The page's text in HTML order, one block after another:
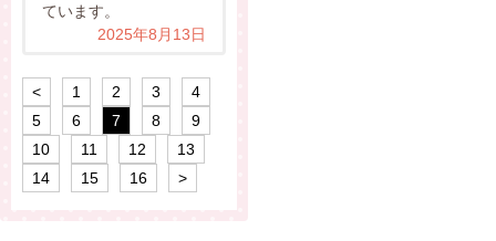
ています。
2025年8月13日
< 1 2 3
4
5
6 7 8
9
10
11 12
13
14
15 16 >